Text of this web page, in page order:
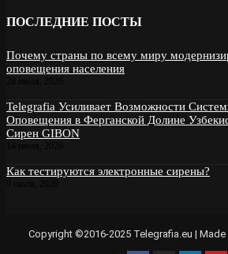
ПОСЛЕДНИЕ ПОСТЫ
Почему страны по всему миру
оповещения населения
Telegrafia Усиливает Возможности
Оповещения в Ферганской Долине
Сирен GIBON
Как тестируются электронные сирены?
Copyright ©2016-2025 Telegrafia.eu |